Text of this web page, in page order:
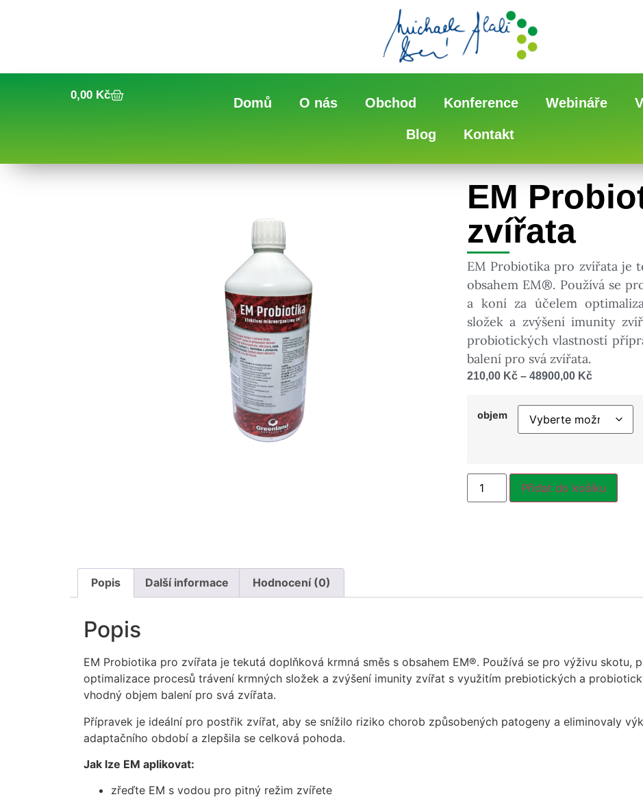
0,00 Kč Domů O nás Obchod Konference Webináře
Blog Kontakt
EM
zvířata
EM Probiotika pro zvířata je
obsahem EM®. Používá se
a koní za účelem
složek a zvýšení imunity
probiotických vlastností
balení pro svá zvířata.
210,00 Kč – 48900,00 Kč
objem
Přidat do košíku
Popis Další informace Hodnocení (0)
Popis
EM Probiotika pro zvířata je tekutá doplňková krmná směs s obsahem EM®. Používá se pro výživu skotu,
optimalizace procesů trávení krmných složek a zvýšení imunity zvířat s využitím prebiotických a
vhodný objem balení pro svá zvířata.
Přípravek je ideální pro postřik zvířat, aby se snížilo riziko chorob způsobených patogeny a eliminovaly
adaptačního období a zlepšila se celková pohoda.
Jak lze EM aplikovat:
zřeďte EM s vodou pro pitný režim zvířete